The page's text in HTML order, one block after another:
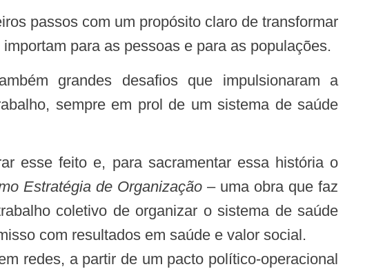
para as pessoas e para as populações.
sempre em prol de um sistema de saúde
Estratégia de Organização– uma obra que faz
coletivo de organizar o sistema de saúde
com resultados em saúde e valor social.
redes, a partir de um pacto político-operacional